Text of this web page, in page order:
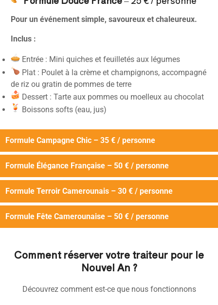
Pour un événement simple, savoureux et chaleureux.
Inclus :
Entrée : Mini quiches et feuilletés aux légumes
Plat : Poulet à la crème et champignons, accompagné
de riz ou gratin de pommes de terre
Dessert : Tarte aux pommes ou moelleux au chocolat
Boissons softs (eau, jus)
Formule Campagne Chic – 35 € / personne
Formule Élégance Française – 50 € / personne
Formule Terroir Camerounais – 30 € / personne
Formule Fête Camerounaise – 50 € / personne
Comment réserver votre traiteur pour le
Nouvel An ?
Découvrez comment est-ce que nous fonctionnons